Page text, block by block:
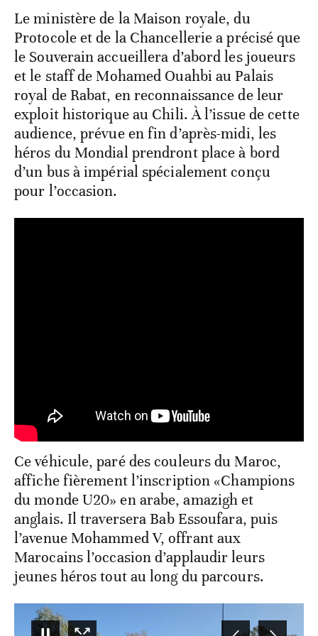
Le ministère de la Maison royale, du
Protocole et de la Chancellerie a précisé que
le Souverain accueillera d’abord les joueurs
et le staff de Mohamed Ouahbi au Palais
royal de Rabat, en reconnaissance de leur
exploit historique au Chili. À l’issue de cette
audience, prévue en fin d’après-midi, les
héros du Mondial prendront place à bord
d’un bus à impérial spécialement conçu
pour l’occasion.
Ce véhicule, paré des couleurs du Maroc,
affiche fièrement l’inscription «Champions
du monde U20» en arabe, amazigh et
anglais. Il traversera Bab Essoufara, puis
l’avenue Mohammed V, offrant aux
Marocains l’occasion d’applaudir leurs
jeunes héros tout au long du parcours.